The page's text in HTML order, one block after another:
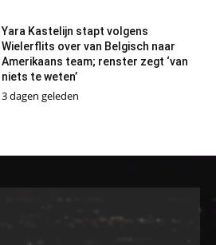
Yara Kastelijn stapt volgens
Wielerflits over van Belgisch naar
Amerikaans team; renster zegt ‘van
niets te weten’
3 dagen geleden